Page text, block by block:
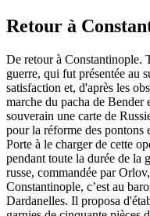
Retour à
De retour à Constantinople.
guerre, qui fut présentée au
satisfaction et, d'après les
marche du pacha de
souverain une carte de
pour la réforme des pontons
Porte à le charger de cette
pendant toute la durée de la
russe, commandée par
Constantinople, c’est au
Dardanelles. Il proposa